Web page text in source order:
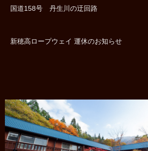
国道158号 丹生川の迂回路
新穂高ロープウェイ 運休のお知らせ